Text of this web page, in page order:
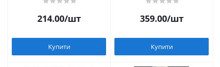
214.00/шт
Купити
359.00/шт
Купити